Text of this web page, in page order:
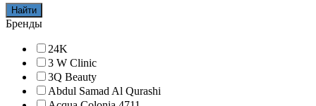
Найти
Бренды
24K
3 W Clinic
3Q Beauty
Abdul Samad Al Qurashi